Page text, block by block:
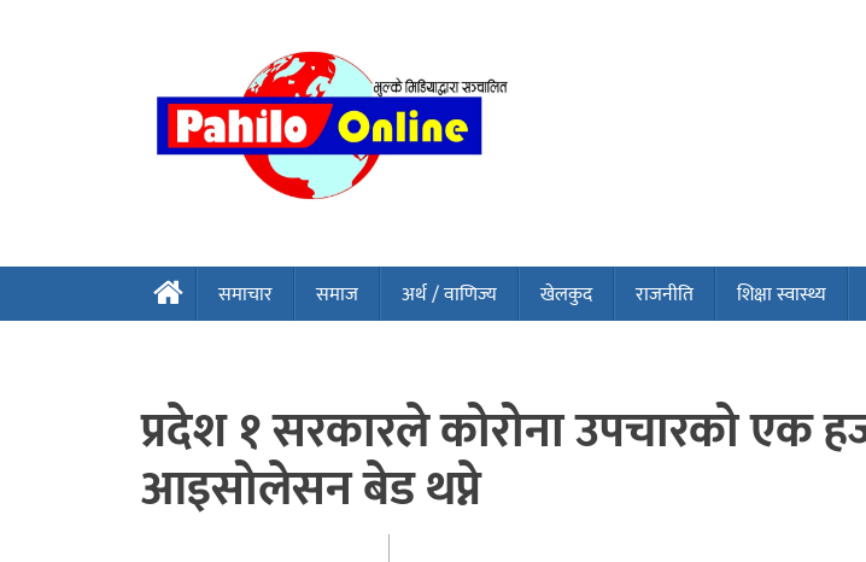
समाचार समाज अर्थ / वाणिज्य खेलकुद राजनीति शिक्षा स्वास्थ्य
प्रदेश १ सरकारले कोरोना उपचारको एक
आइसोलेसन बेड थप्ने